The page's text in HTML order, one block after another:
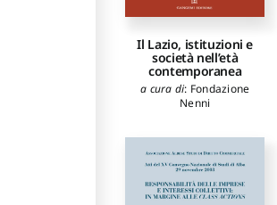
Il Lazio, istituzioni e
società nell’età
contemporanea
a cura di: Fondazione
Nenni